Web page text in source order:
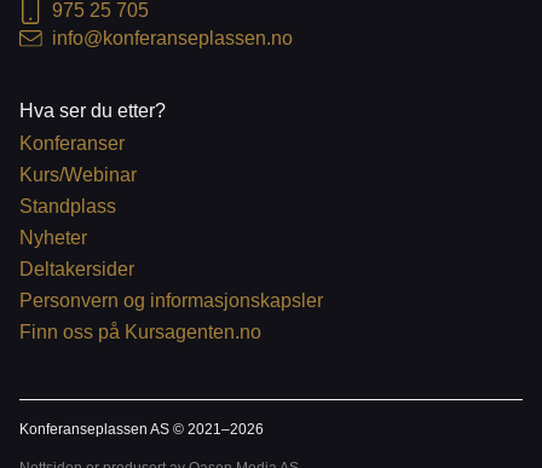
975 25 705
info@konferanseplassen.no
Hva ser du etter?
Konferanser
Kurs/Webinar
Standplass
Nyheter
Deltakersider
Personvern og informasjonskapsler
Finn oss på Kursagenten.no
Konferanseplassen AS © 2021–2026